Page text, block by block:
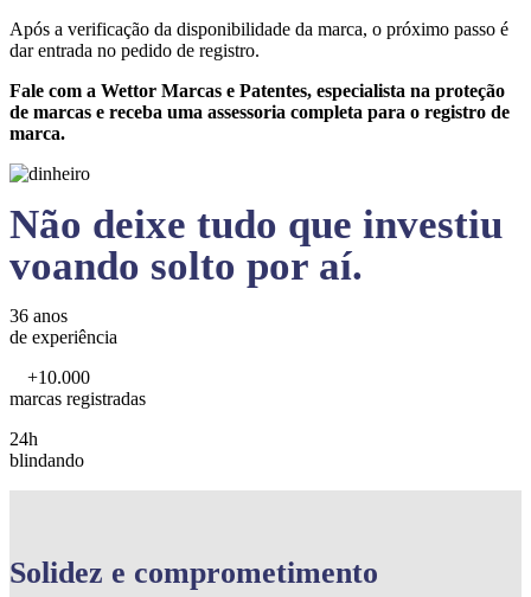
Após a verificação da disponibilidade da marca, o próximo passo é
dar entrada no pedido de registro.
Fale com a Wettor Marcas e Patentes, especialista na proteção
de marcas e receba uma assessoria completa para o registro de
marca.
Não deixe tudo que investiu
voando solto por aí.
36 anos
de experiência
+10.000
marcas registradas
24h
blindando
Solidez e comprometimento